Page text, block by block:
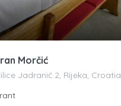
Morčić
Jadranić 2, Rijeka, Croatia